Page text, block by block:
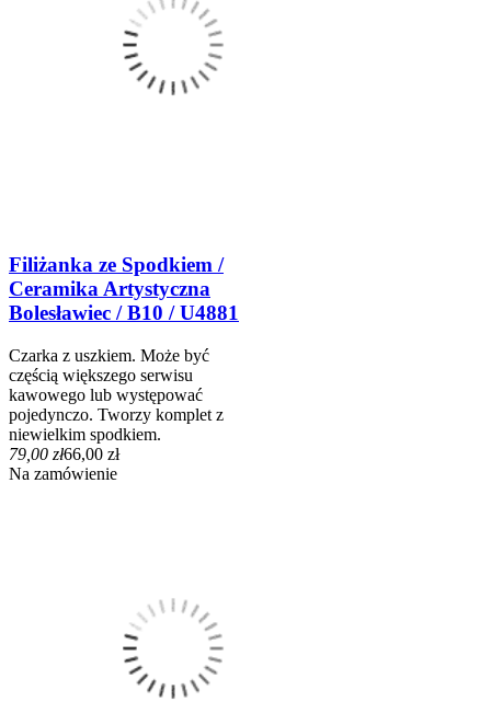
Filiżanka ze Spodkiem /
Ceramika Artystyczna
Bolesławiec / B10 / U4881
Czarka z uszkiem. Może być
częścią większego serwisu
kawowego lub występować
pojedynczo. Tworzy komplet z
niewielkim spodkiem.
79,00 zł66,00 zł
Na zamówienie